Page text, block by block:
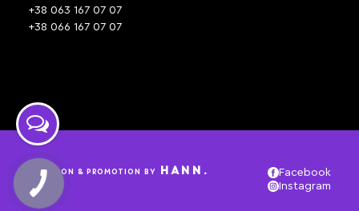
+38 063 167 07 07
+38 066 167 07 07
CREATION & PROMOTION BY HANN.
Facebook
Instagram